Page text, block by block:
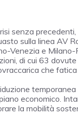
senza
sulla linea AV
Venezia e
di cui 63
che
economico.
la mobilità